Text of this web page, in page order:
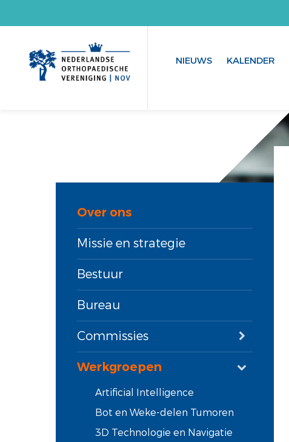
NIEUWS KALENDER
Over ons
Missie en strategie
Bestuur
Bureau
Commissies
Werkgroepen
Artificial Intelligence
Bot en Weke-delen Tumoren
3D Technologie en Navigatie